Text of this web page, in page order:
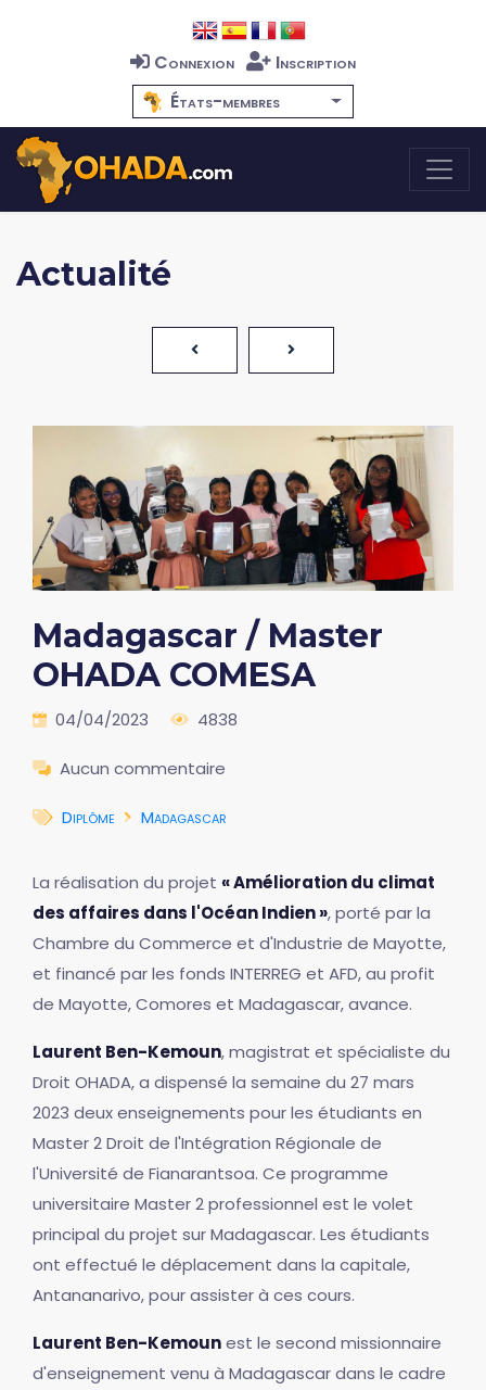
Connexion
Inscription
États-membres
Actualité
Madagascar / Master
OHADA COMESA
04/04/2023 4838
Aucun commentaire
Diplôme Madagascar
La réalisation du projet « Amélioration du climat
des affaires dans l'Océan Indien », porté par la
Chambre du Commerce et d'Industrie de Mayotte,
et financé par les fonds INTERREG et AFD, au profit
de Mayotte, Comores et Madagascar, avance.
Laurent Ben-Kemoun, magistrat et spécialiste du
Droit OHADA, a dispensé la semaine du 27 mars
2023 deux enseignements pour les étudiants en
Master 2 Droit de l'Intégration Régionale de
l'Université de Fianarantsoa. Ce programme
universitaire Master 2 professionnel est le volet
principal du projet sur Madagascar. Les étudiants
ont effectué le déplacement dans la capitale,
Antananarivo, pour assister à ces cours.
Laurent Ben-Kemounest le second missionnaire
d'enseignement venu à Madagascar dans le cadre